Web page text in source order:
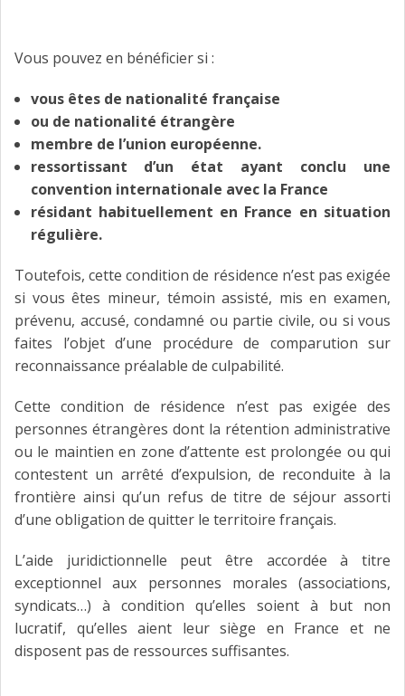
Vous pouvez en bénéficier si :
vous êtes de nationalité française
ou de nationalité étrangère
membre de l’union européenne.
ressortissant d’un état ayant conclu une
convention internationale avec la France
résidant habituellement en France en situation
régulière.
Toutefois, cette condition de résidence n’est pas exigée
si vous êtes mineur, témoin assisté, mis en examen,
prévenu, accusé, condamné ou partie civile, ou si vous
faites l’objet d’une procédure de comparution sur
reconnaissance préalable de culpabilité.
Cette condition de résidence n’est pas exigée des
personnes étrangères dont la rétention administrative
ou le maintien en zone d’attente est prolongée ou qui
contestent un arrêté d’expulsion, de reconduite à la
frontière ainsi qu’un refus de titre de séjour assorti
d’une obligation de quitter le territoire français.
L’aide juridictionnelle peut être accordée à titre
exceptionnel aux personnes morales (associations,
syndicats…) à condition qu’elles soient à but non
lucratif, qu’elles aient leur siège en France et ne
disposent pas de ressources suffisantes.